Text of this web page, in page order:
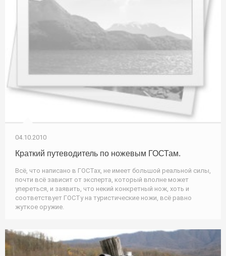
04.10.2010
Краткий путеводитель по ножевым ГОСТам.
Всё, что написано в ГОСТах, не имеет большой реальной силы,
почти всё зависит от эксперта, который вполне может
упереться, и заявить, что некий конкретный нож, хоть и
соответствует ГОСТу на туристические ножи, всё равно
жуткое оружие.